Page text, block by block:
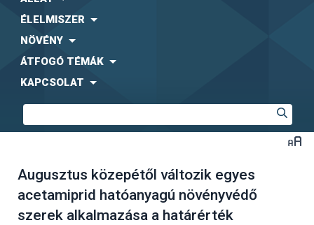
ÉLELMISZER
NÖVÉNY
ÁTFOGÓ TÉMÁK
KAPCSOLAT
Augusztus közepétől változik egyes
acetamiprid hatóanyagú növényvédő
szerek alkalmazása a határérték